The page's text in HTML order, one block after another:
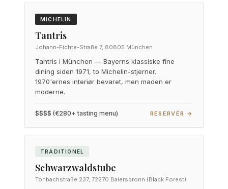
MICHELIN
Tantris
Johann-Fichte-Straße 7, 80805 München
Tantris i München — Bayerns klassiske fine
dining siden 1971, to Michelin-stjerner.
1970'ernes interiør bevaret, men maden er
moderne.
$$$$ (€280+ tasting menu) RESERVÉR →
TRADITIONEL
Schwarzwaldstube
Tonbachstraße 237, 72270 Baiersbronn (Black Forest)